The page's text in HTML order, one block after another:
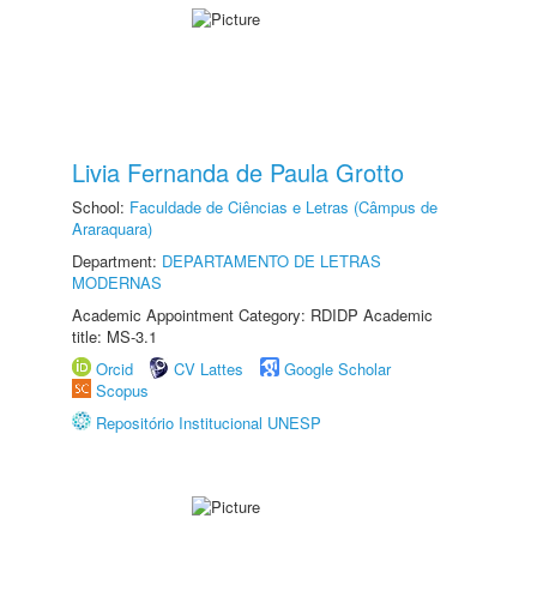
Livia Fernanda de Paula Grotto
School: Faculdade de Ciências e Letras (Câmpus de
Araraquara)
Department: DEPARTAMENTO DE LETRAS
MODERNAS
Academic Appointment Category: RDIDP Academic
title: MS-3.1
Orcid
CV Lattes
Google Scholar
Scopus
Repositório Institucional UNESP